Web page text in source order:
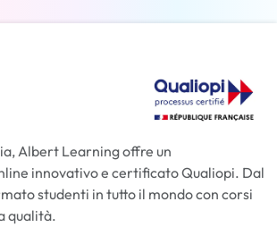
Albert Learning offre un
innovativo e certificato Qualiopi. Dal
studenti in tutto il mondo con corsi
qualità.